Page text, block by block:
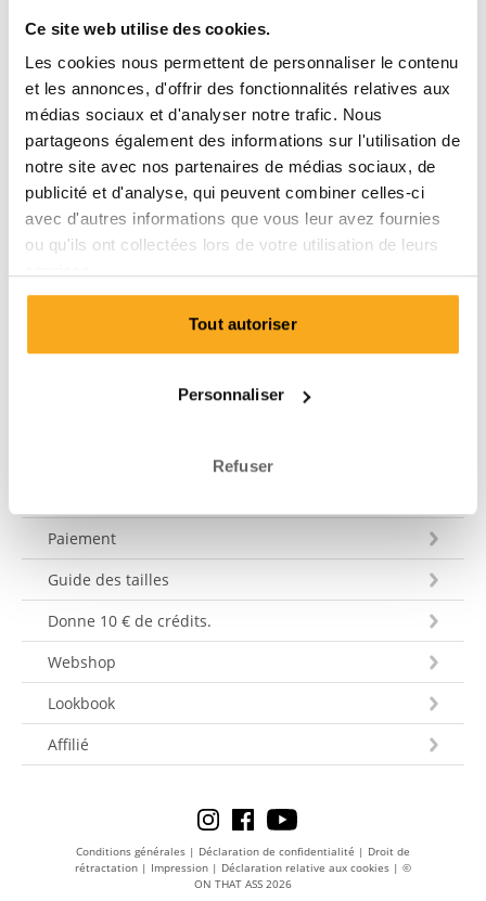
Ce site web utilise des cookies.
Les cookies nous permettent de personnaliser le contenu
et les annonces, d'offrir des fonctionnalités relatives aux
médias sociaux et d'analyser notre trafic. Nous
partageons également des informations sur l'utilisation de
notre site avec nos partenaires de médias sociaux, de
publicité et d'analyse, qui peuvent combiner celles-ci
avec d'autres informations que vous leur avez fournies
ou qu'ils ont collectées lors de votre utilisation de leurs
Tout autoriser
Personnaliser
Refuser
Contacte-nous
Nous sommes à votre disposition 24 h/24 et 7 j/7 !
Utilisez notre chatbot pour obtenir une réponse rapide.
Cliquez sur « Nous contacter », sélectionnez votre type
d’abonnement et posez votre question. Vous pouvez
également nous joindre à l’adresse hello-
fr@onthatass.com. Nous nous efforçons de répondre à
votre question dans les 3 jours ouvrables. Tel: +31 73
303 41 75 (lun–ven, 09:00–12:00).
Envoyer un message
Paiement
Guide des tailles
Donne 10 € de crédits.
Webshop
Lookbook
Affilié
Conditions générales | Déclaration de confidentialité | Droit de
rétractation | Impression | Déclaration relative aux cookies | ©
ON THAT ASS 2026